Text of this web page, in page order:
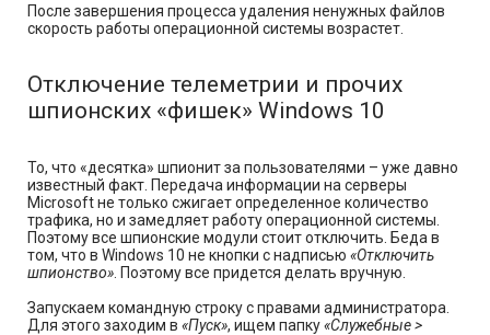
После завершения процесса удаления ненужных файлов
скорость работы операционной системы возрастет.
Отключение телеметрии и прочих
шпионских «фишек» Windows 10
То, что «десятка» шпионит за пользователями – уже давно
известный факт. Передача информации на серверы
Microsoft не только сжигает определенное количество
трафика, но и замедляет работу операционной системы.
Поэтому все шпионские модули стоит отключить. Беда в
том, что в Windows 10 не кнопки с надписью «Отключить
шпионство» . Поэтому все придется делать вручную.
Запускаем командную строку с правами администратора.
Для этого заходим в «Пуск», ищем папку«Служебные >